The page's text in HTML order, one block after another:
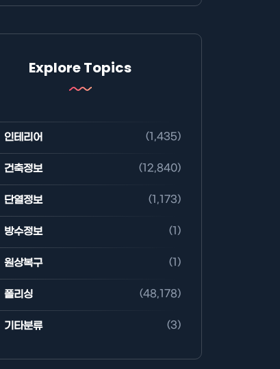
Explore Topics
인테리어 (1,435)
건축정보 (12,840)
단열정보 (1,173)
방수정보 (1)
원상복구 (1)
폴리싱 (48,178)
기타분류 (3)